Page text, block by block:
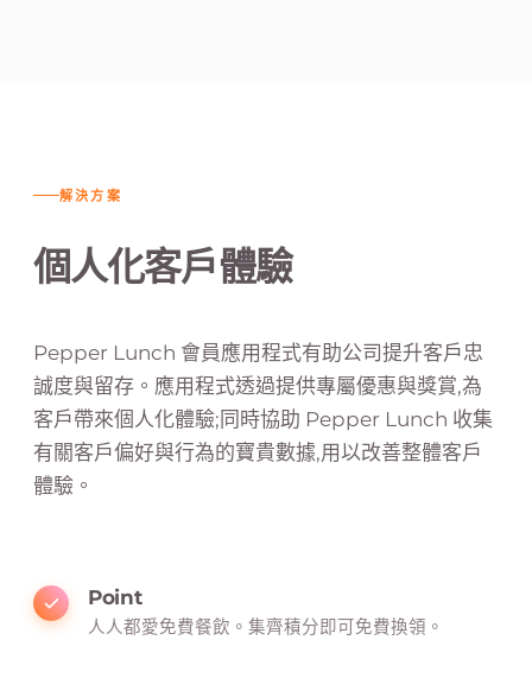
解決方案
個人化客戶體驗
Pepper Lunch 會員應用程式有助公司提升客戶忠
誠度與留存。應用程式透過提供專屬優惠與獎賞,為
客戶帶來個人化體驗;同時協助 Pepper Lunch 收集
有關客戶偏好與行為的寶貴數據,用以改善整體客戶
體驗。
Point
人人都愛免費餐飲。集齊積分即可免費換領。